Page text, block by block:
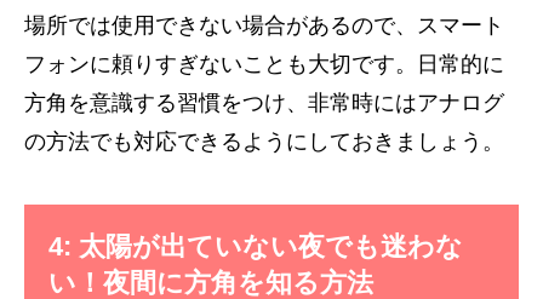
場所では使用できない場合があるので、スマート
フォンに頼りすぎないことも大切です。日常的に
方角を意識する習慣をつけ、非常時にはアナログ
の方法でも対応できるようにしておきましょう。
4: 太陽が出ていない夜でも迷わな
い！夜間に方角を知る方法